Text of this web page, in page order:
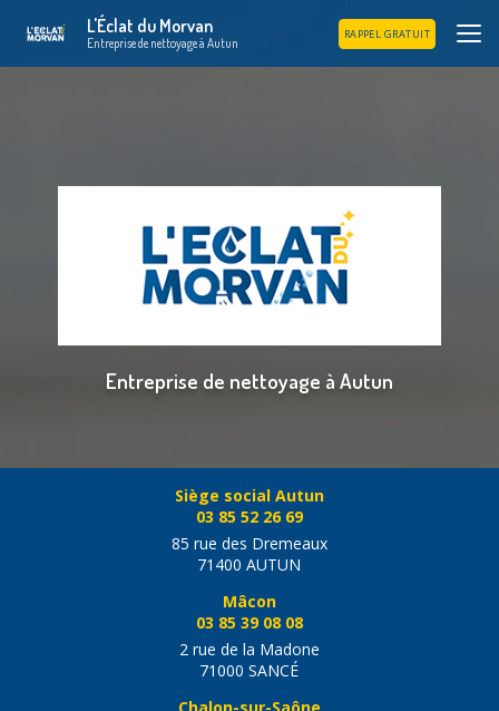
principal
L'Éclat du Morvan
Entreprise de nettoyage à Autun
RAPPEL GRATUIT
Entreprise de nettoyage à Autun
Siège social Autun
03 85 52 26 69
85 rue des Dremeaux
71400 AUTUN
Mâcon
03 85 39 08 08
2 rue de la Madone
71000 SANCÉ